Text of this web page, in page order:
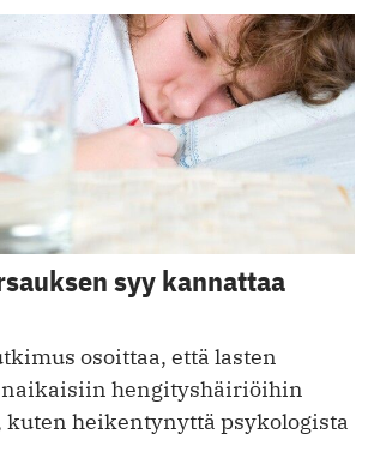
syy kannattaa
osoittaa, että lasten
hengityshäiriöihin
heikentynyttä psykologista